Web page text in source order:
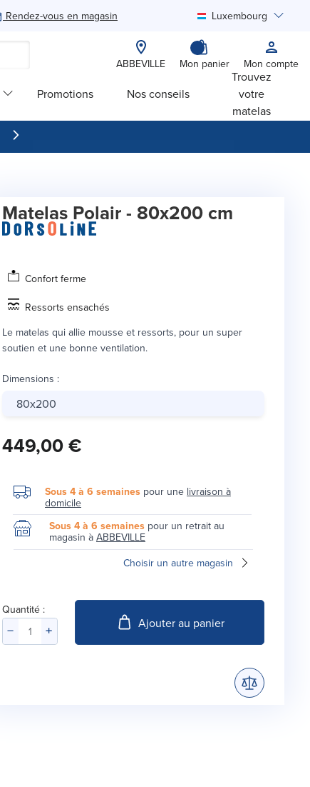
Rendez-vous en magasin Luxembourg
ABBEVILLE Mon panier Mon compte
Promotions Nos conseils
Trouvez
votre
matelas
Matelas Polair - 80x200 cm
Confort ferme
Ressorts ensachés
Le matelas qui allie mousse et ressorts, pour un super
soutien et une bonne ventilation.
Dimensions :
80x200
449,00 €
Sous 4 à 6 semaines pour une livraison à
domicile
Sous 4 à 6 semaines pour un retrait au
magasin à ABBEVILLE
Choisir un autre magasin
Quantité :
Ajouter au panier